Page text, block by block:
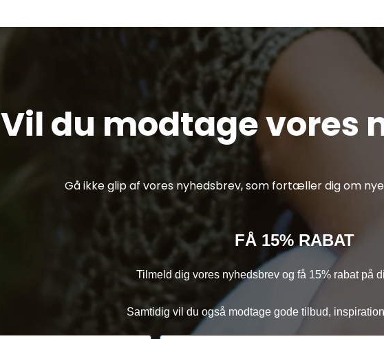
Vil du modtage vores
Gå ikke glip af vores nyhedsbrev, som fortæller dig om
FÅ 15% RABAT
Tilmeld dig vores nyhedsbrev og få 15% rabat på
Samtidig vil du også modtage gode tilbud,